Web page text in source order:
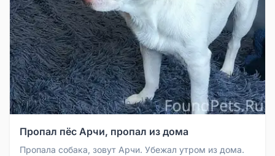
Пропал пёс Арчи, пропал из дома
Пропала собака, зовут Арчи. Убежал утром из дома.